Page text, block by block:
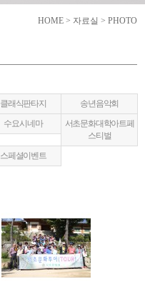
HOME > 자료실 > PHOTO
클래식판타지
송년음악회
수요시네마
서초문화대학아트페
스티벌
스페셜이벤트